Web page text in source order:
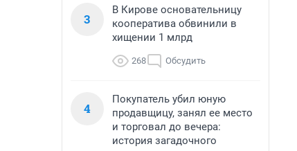
3
В Кирове основательницу
кооператива обвинили в
хищении 1 млрд
268 Обсудить
4
Покупатель убил юную
продавщицу, занял ее место
и торговал до вечера:
история загадочного